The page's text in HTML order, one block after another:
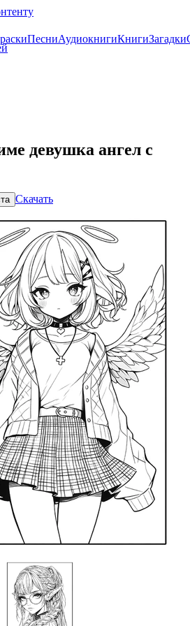
ПесниАудиокнигиКнигиЗагадки
девушка ангел с
Скачать